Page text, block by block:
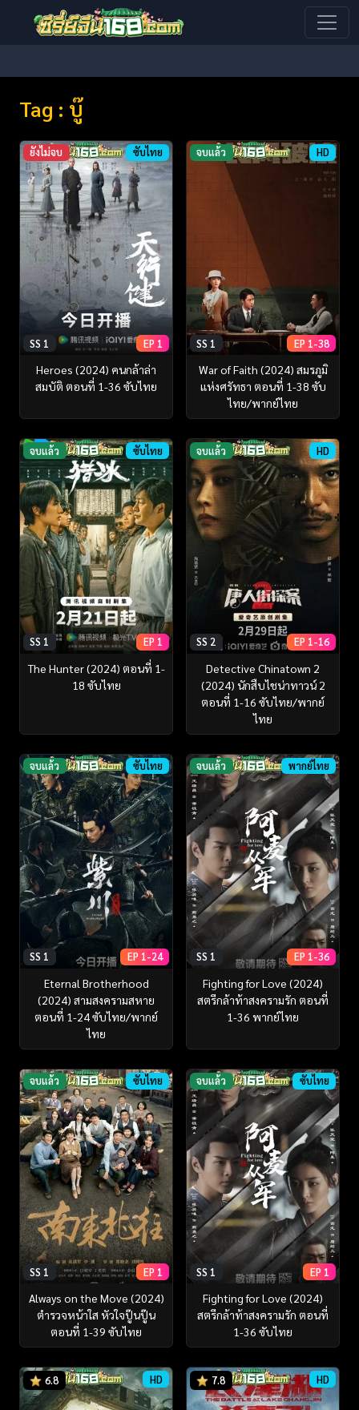
Tag : บู๊
ยังไม่จบ ซับไทย
SS 1 EP 1
Heroes (2024) คนกล้าล่า
สมบัติ ตอนที่ 1-36 ซับไทย
จบแล้ว HD
SS 1 EP 1-38
War of Faith (2024) สมรภูมิ
แห่งศรัทธา ตอนที่ 1-38 ซับ
ไทย/พากย์ไทย
จบแล้ว ซับไทย
SS 1 EP 1
The Hunter (2024) ตอนที่ 1-
18 ซับไทย
จบแล้ว HD
SS 2 EP 1-16
Detective Chinatown 2
(2024) นักสืบไชน่าทาวน์ 2
ตอนที่ 1-16 ซับไทย/พากย์
ไทย
จบแล้ว ซับไทย
SS 1 EP 1-24
Eternal Brotherhood
(2024) สามสงครามสหาย
ตอนที่ 1-24 ซับไทย/พากย์
ไทย
จบแล้ว พากย์ไทย
SS 1 EP 1-36
Fighting for Love (2024)
สตรีกล้าท้าสงครามรัก ตอนที่
1-36 พากย์ไทย
จบแล้ว ซับไทย
SS 1 EP 1
Always on the Move (2024)
ตำรวจหน้าใส หัวใจปู๊นปู๊น
ตอนที่ 1-39 ซับไทย
จบแล้ว ซับไทย
SS 1 EP 1
Fighting for Love (2024)
สตรีกล้าท้าสงครามรัก ตอนที่
1-36 ซับไทย
6.8 HD 7.8 HD